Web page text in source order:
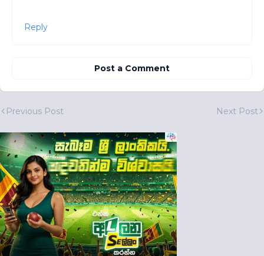
Reply
Post a Comment
Previous Post Next Post